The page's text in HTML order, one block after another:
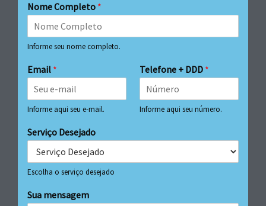
Nome Completo *
Informe seu nome completo.
Email *
Informe aqui seu e-mail.
Telefone + DDD *
Informe aqui seu número.
Serviço Desejado
Escolha o serviço desejado
Sua mensagem